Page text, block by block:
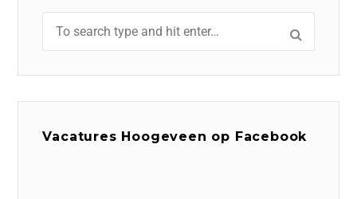
Vacatures Hoogeveen op Facebook